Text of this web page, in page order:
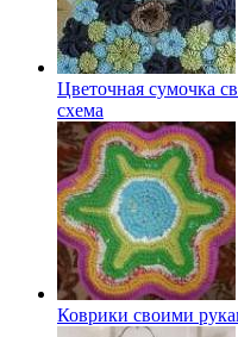
Цветочная сумочка
схема
Коврики своими